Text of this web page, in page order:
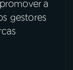
a
gestores